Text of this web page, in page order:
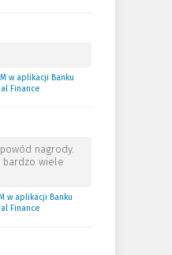
w aplikacji Banku
Finance
nagrody.
bardzo wiele
w aplikacji Banku
Finance